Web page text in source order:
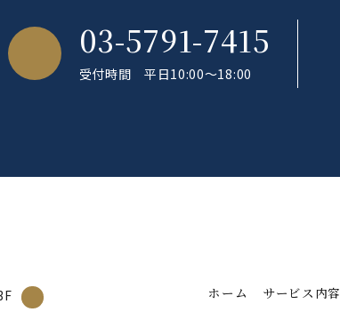
03-5791-7415
受付時間 平日10:00～18:00
ホーム サービス内容